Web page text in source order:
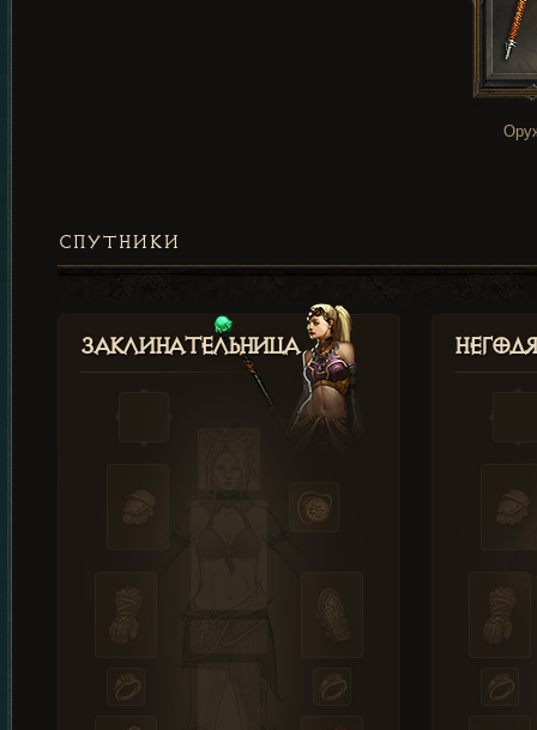
СПУТНИКИ
Заклинательница